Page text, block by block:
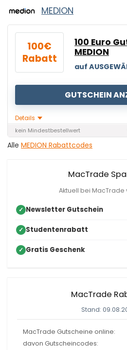
MEDION
100€
Rabatt
100 Euro
MEDION
auf
GUTSCHEIN
Details
kein Mindestbestellwert
Alle MEDION Rabattcodes
MacTrade
Aktuell bei MacTrade
✓ Newsletter Gutschein
✓ Studentenrabatt
✓ Gratis Geschenk
MacTrade
Stand:
MacTrade Gutscheine online:
davon Gutscheincodes: